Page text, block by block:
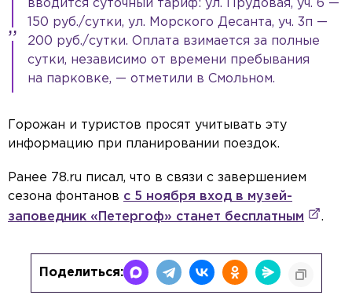
вводится суточный тариф: ул. Прудовая, уч. 6 —
150 руб./сутки, ул. Морского Десанта, уч. 3п —
200 руб./сутки. Оплата взимается за полные
сутки, независимо от времени пребывания
на парковке, — отметили в Смольном.
Горожан и туристов просят учитывать эту
информацию при планировании поездок.
Ранее 78.ru писал, что в связи с завершением
сезона фонтанов с 5 ноября вход в музей-
заповедник «Петергоф» станет бесплатным
.
Поделиться: